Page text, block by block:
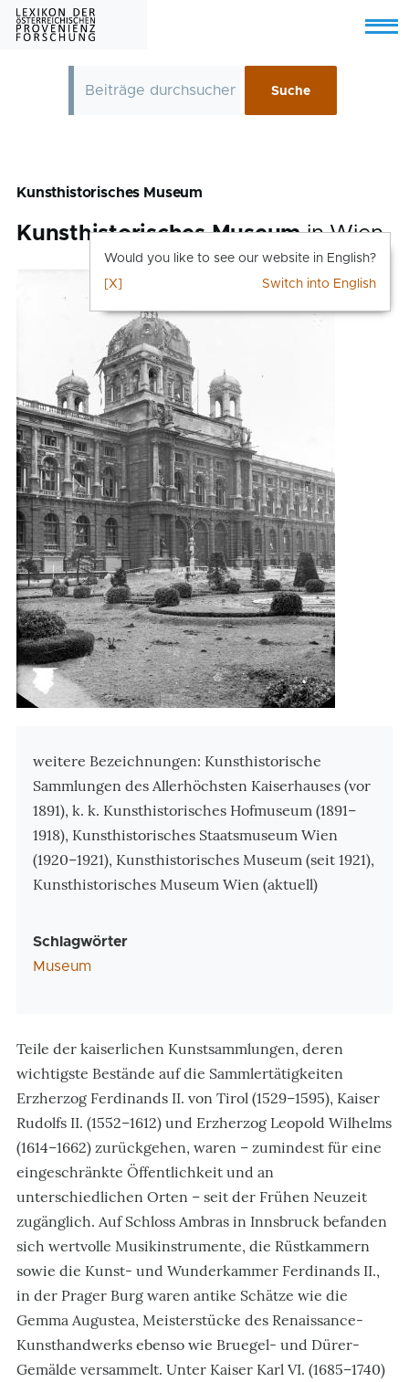
Skip to main content
Menu
Kunsthistorisches Museum
Kunsthistorisches Museumin Wien
Zusatzinformationen
weitere Bezeichnungen: Kunsthistorische
Sammlungen des Allerhöchsten Kaiserhauses (vor
1891), k. k. Kunsthistorisches Hofmuseum (1891–
1918), Kunsthistorisches Staatsmuseum Wien
(1920–1921), Kunsthistorisches Museum (seit 1921),
Kunsthistorisches Museum Wien (aktuell)
Schlagwörter
Museum
Teile der kaiserlichen Kunstsammlungen, deren
wichtigste Bestände auf die Sammlertätigkeiten
Erzherzog Ferdinands II. von Tirol (1529–1595), Kaiser
Rudolfs II. (1552–1612) und Erzherzog Leopold Wilhelms
(1614–1662) zurückgehen, waren – zumindest für eine
eingeschränkte Öffentlichkeit und an
unterschiedlichen Orten – seit der Frühen Neuzeit
zugänglich. Auf Schloss Ambras in Innsbruck befanden
sich wertvolle Musikinstrumente, die Rüstkammern
sowie die Kunst- und Wunderkammer Ferdinands II.,
in der Prager Burg waren antike Schätze wie die
Gemma Augustea, Meisterstücke des Renaissance-
Kunsthandwerks ebenso wie Bruegel- und Dürer-
Gemälde versammelt. Unter Kaiser Karl VI. (1685–1740)
Would you like to see our website in English?
Switch into English
[X]